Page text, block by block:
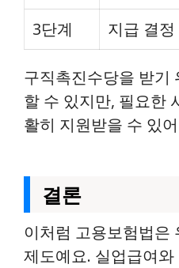
3단계
지급 결
구직촉진수당을 받기
할 수 있지만, 필요한
활히 지원받을 수 있
결론
이처럼 고용보험법은
제도예요. 실업급여